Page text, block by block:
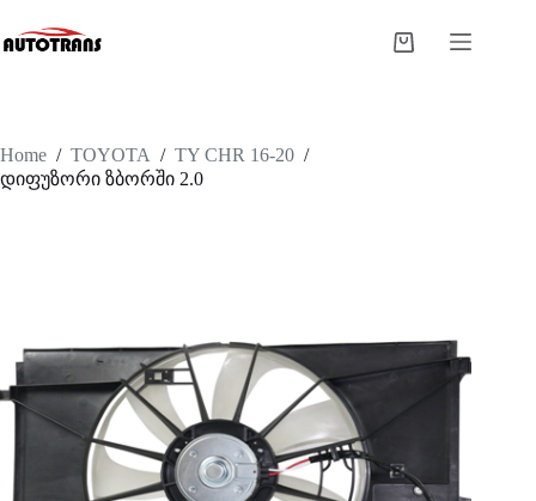
Home / TOYOTA / TY CHR 16-20 /
დიფუზორი ზბორში 2.0